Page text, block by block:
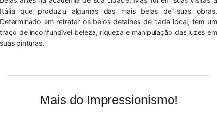
Itália que produziu algumas das mais belas de suas obras.
Determinado em retratar os belos detalhes de cada local, tem um
traço de inconfundível beleza, riqueza e manipulação das luzes em
suas pinturas.
Mais do Impressionismo!